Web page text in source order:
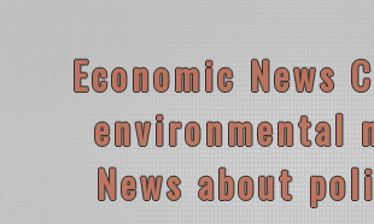
Economic News
environmental
News about